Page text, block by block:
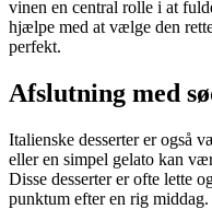
vinen en central rolle i at
hjælpe med at vælge den
perfekt.
Afslutning med
Italienske desserter er også
eller en simpel gelato kan
Disse desserter er ofte lette
punktum efter en rig middag.